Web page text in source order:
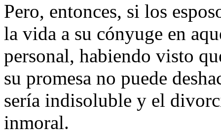
Pero, entonces, si los
la vida a su cónyuge en
personal, habiendo visto
su promesa no puede
sería indisoluble y el
inmoral.